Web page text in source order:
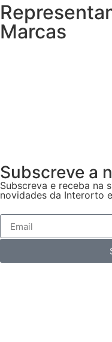
Marcas
Subscreve a
Subscreva e receba na
novidades da Interorto